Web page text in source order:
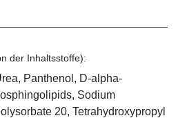
der Inhaltsstoffe):
Panthenol, D-alpha-
Sodium
20, Tetrahydroxypropyl